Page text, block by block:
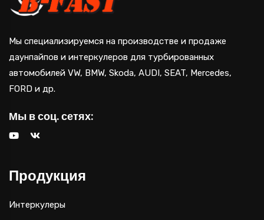
Мы специализируемся на производстве и продаже
даунпайпов и интеркулеров для турбированных
автомобилей VW, BMW, Skoda, AUDI, SEAT, Mercedes,
FORD и др.
Мы в соц. сетях:
Продукция
Интеркулеры